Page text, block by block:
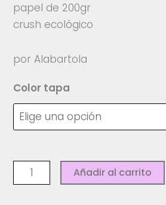
papel de 200gr
crush ecológico
por Alabartola
Color tapa
Sketchbook
-
Añadir al carrito